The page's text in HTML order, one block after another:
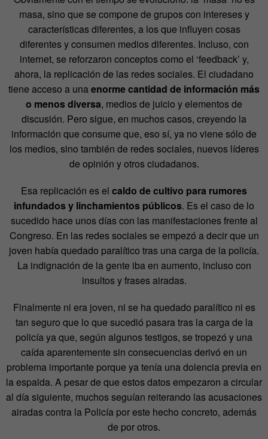
masa, sino que se compone de grupos con intereses y
características diferentes, a los que influyen cosas
diferentes y consumen medios diferentes. Incluso, con
internet, se reforzaron conceptos como el ‘feedback’ y,
ahora, la replicación de las redes sociales. El ciudadano
tiene acceso a unaenorme cantidad de información más
o menos diversa, medios de juicio y elementos de
discusión. Pero sigue, en muchos casos, creyendo la
información que consume que, eso sí, ya no viene sólo de
los medios, sino también de redes sociales, nuevos líderes
de opinión y otros ciudadanos.
Esa replicación es el caldo de cultivo para rumores
infundados y linchamientos públicos. Es el caso de lo
sucedido hace unos días con las manifestaciones frente al
Congreso. En las redes sociales se empezó a decir que un
joven había quedado paralítico tras una carga de la policía.
La indignación de la gente iba en aumento, incluso con
insultos y frases airadas.
Finalmente ni era joven, ni se ha quedado paralítico ni es
tan seguro que lo que sucedió pasara tras la carga de la
policía ya que, según algunos testigos, se tropezó y una
caída aparentemente sin consecuencias derivó en un
problema importante porque ya tenía una dolencia previa en
la espalda. A pesar de que estos datos empezaron a circular
al día siguiente, muchos seguían reiterando las acusaciones
airadas contra la Policía por este hecho concreto, además
de por otros.